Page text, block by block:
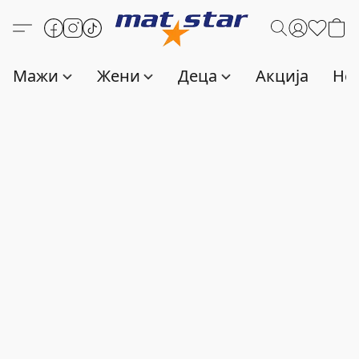
Мажи Жени Деца Акција